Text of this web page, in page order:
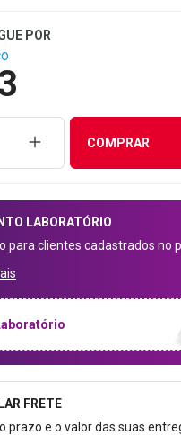
UNIDADEAUMENTAR UMA
COMPRAR
LABORATÓRIO
para clientes cadastrados no
Calcular o Frete
FRETE
prazo e o valor das suas